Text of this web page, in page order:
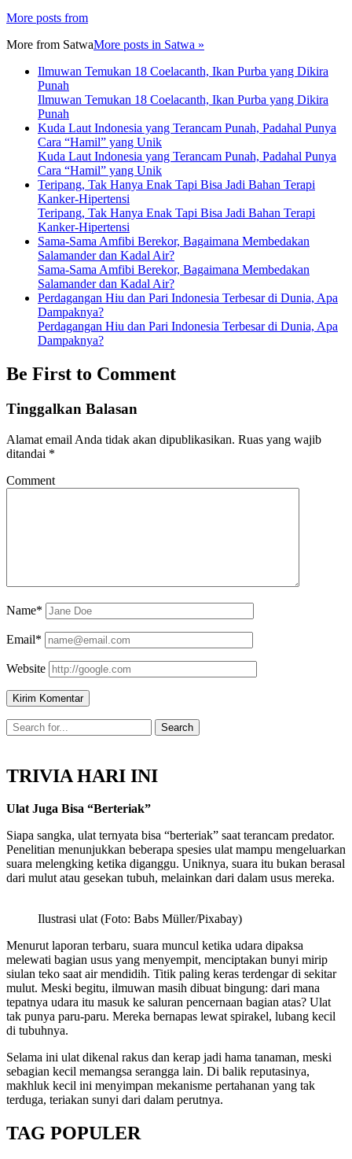
More posts from
More from SatwaMore posts in Satwa »
Ilmuwan Temukan 18 Coelacanth, Ikan Purba yang Dikira
Punah
Ilmuwan Temukan 18 Coelacanth, Ikan Purba yang Dikira
Punah
Kuda Laut Indonesia yang Terancam Punah, Padahal Punya
Cara “Hamil” yang Unik
Kuda Laut Indonesia yang Terancam Punah, Padahal Punya
Cara “Hamil” yang Unik
Teripang, Tak Hanya Enak Tapi Bisa Jadi Bahan Terapi
Kanker-Hipertensi
Teripang, Tak Hanya Enak Tapi Bisa Jadi Bahan Terapi
Kanker-Hipertensi
Sama-Sama Amfibi Berekor, Bagaimana Membedakan
Salamander dan Kadal Air?
Sama-Sama Amfibi Berekor, Bagaimana Membedakan
Salamander dan Kadal Air?
Perdagangan Hiu dan Pari Indonesia Terbesar di Dunia, Apa
Dampaknya?
Perdagangan Hiu dan Pari Indonesia Terbesar di Dunia, Apa
Dampaknya?
Be First to Comment
Tinggalkan Balasan
Alamat email Anda tidak akan dipublikasikan. Ruas yang wajib
ditandai *
Comment
Name*
Email*
Website
TRIVIA HARI INI
Ulat Juga Bisa “Berteriak”
Siapa sangka, ulat ternyata bisa “berteriak” saat terancam predator.
Penelitian menunjukkan beberapa spesies ulat mampu mengeluarkan
suara melengking ketika diganggu. Uniknya, suara itu bukan berasal
dari mulut atau gesekan tubuh, melainkan dari dalam usus mereka.
Ilustrasi ulat (Foto: Babs Müller/Pixabay)
Menurut laporan terbaru, suara muncul ketika udara dipaksa
melewati bagian usus yang menyempit, menciptakan bunyi mirip
siulan teko saat air mendidih. Titik paling keras terdengar di sekitar
mulut. Meski begitu, ilmuwan masih dibuat bingung: dari mana
tepatnya udara itu masuk ke saluran pencernaan bagian atas? Ulat
tak punya paru-paru. Mereka bernapas lewat spirakel, lubang kecil
di tubuhnya.
Selama ini ulat dikenal rakus dan kerap jadi hama tanaman, meski
sebagian kecil memangsa serangga lain. Di balik reputasinya,
makhluk kecil ini menyimpan mekanisme pertahanan yang tak
terduga, teriakan sunyi dari dalam perutnya.
TAG POPULER